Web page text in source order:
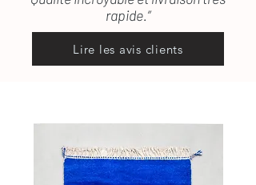
rapide.”
Lire les avis clients